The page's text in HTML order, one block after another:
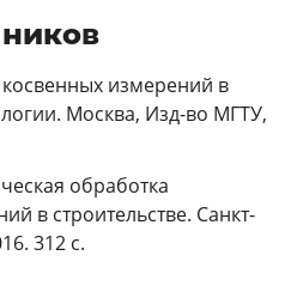
измерений в
Москва, Изд-во МГТУ,
обработка
в строительстве. Санкт-
312 с.